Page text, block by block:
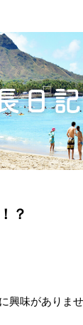
？
興味がありませ